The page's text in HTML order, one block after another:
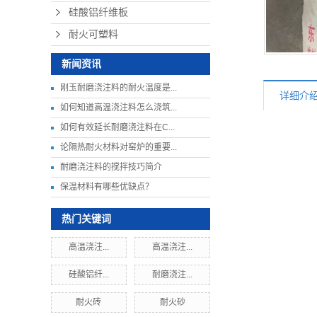
硅酸铝纤维板
耐火可塑料
新闻资讯
刚玉耐磨浇注料的耐火温度是...
如何知道高温浇注料怎么浇筑...
如何有效延长耐磨浇注料在C...
论隔热耐火材料对窑炉的重要...
耐磨浇注料的搅拌技巧简介
保温材料有哪些优缺点？
热门关键词
高温浇注... 高温浇注...
硅酸铝纤... 耐磨浇注...
耐火砖 耐火砂
详细介